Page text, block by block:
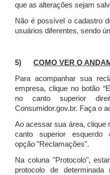
que as alterações sejam
Não é possível o cadastro
usuários diferentes, sendo
5) COMO VER O
Para acompanhar sua
empresa, clique no botão
no canto superior
Consumidor.gov.br. Faça o
Ao acessar sua área, clique
canto superior
opção "Reclamações".
Na coluna "Protocolo",
protocolo de determinada